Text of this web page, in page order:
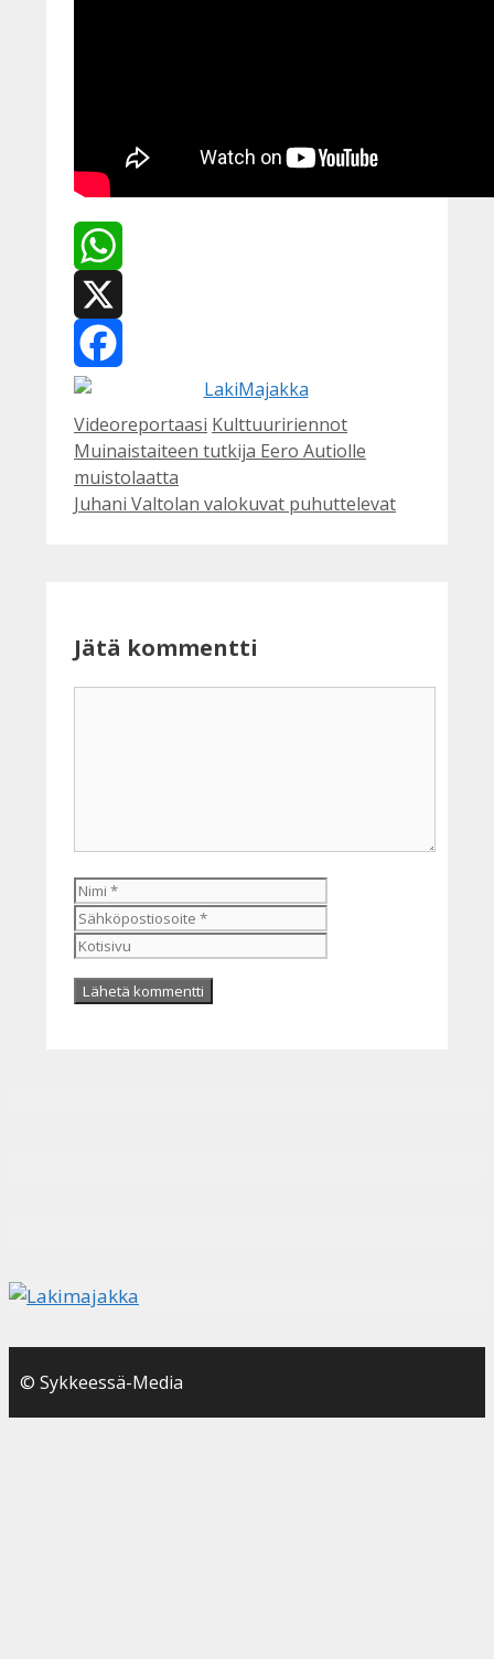
WhatsApp
X
Facebook
Kategoriat
Videoreportaasi Avainsanat
Kulttuuririennot
Muinaistaiteen tutkija Eero Autiolle
muistolaatta
Juhani Valtolan valokuvat puhuttelevat
Jätä kommentti
Nimi
© Sykkeessä-Media